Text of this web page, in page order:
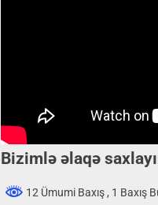
Bizimlə əlaqə
12 Ümumi Baxış, 1 Baxış